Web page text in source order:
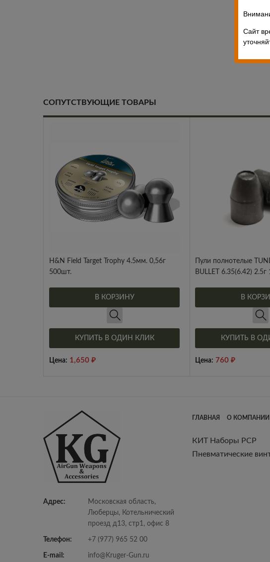
СОПУТСТВУЮЩИЕ ТОВАРЫ
H&N Field Target Trophy 4.5мм. 0,56г
500шт.
В КОРЗИНУ
КУПИТЬ В ОДИН КЛИК
Цена: 1,650 ₽
Пули полнотелые
BULLET 6.35(6.42)
В
КУПИТЬ В
Цена: 760 ₽
Адрес:
Московская область,
Люберцы, Котельнический
проезд д13, стр1, офис 8
Телефон: +7 (977) 965 52 00
E-mail: info@Kruger-Gun.ru
ГЛАВНАЯ О КОМПАНИИ
КИТ Наборы РСР
Пневматические
Сайт